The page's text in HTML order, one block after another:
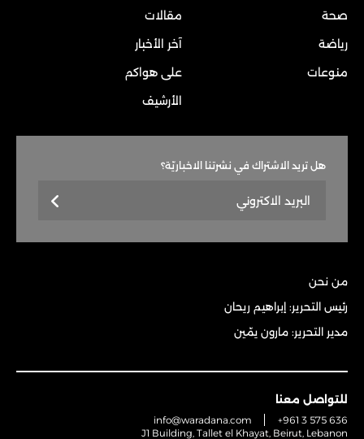
صحة
رياضة
منوعات
مقالات
آخر الأخبار
على هواكم
الأرشيف
هل تريد الاشتراك في نشرتنا الاخباريّة؟
من نحن
رئيس التحرير: إبراهيم ريحان
مدير التحرير: مارون يمّين
للتواصل معنا
info@waradana.com
+961 3 575 636
J1 Building, Tallet el Khayat, Beirut, Lebanon